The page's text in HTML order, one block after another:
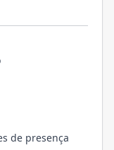
de presença